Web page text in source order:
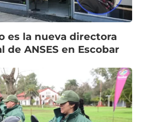
es la nueva directora
de ANSES en Escobar